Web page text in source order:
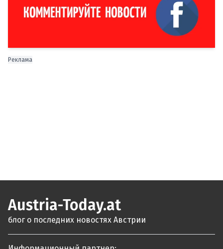
Реклама
Austria-Today.at
блог о последних новостях Австрии